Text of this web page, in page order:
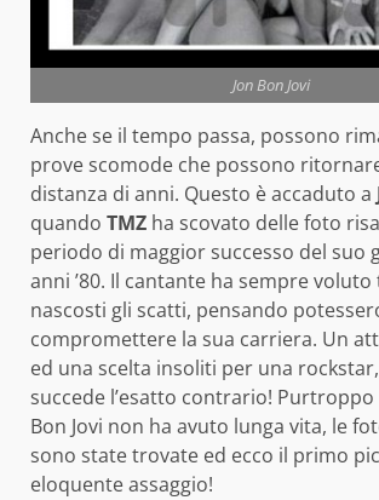
Jon Bon Jovi
Anche se il tempo passa, possono
prove scomode che possono
distanza di anni. Questo è accaduto a
quando TMZ ha scovato delle foto
periodo di maggior successo del suo
anni ’80. Il cantante ha sempre
nascosti gli scatti, pensando
compromettere la sua carriera. Un
ed una scelta insoliti per una
succede l’esatto contrario!
Bon Jovi non ha avuto lunga vita, le
sono state trovate ed ecco il primo
eloquente assaggio!